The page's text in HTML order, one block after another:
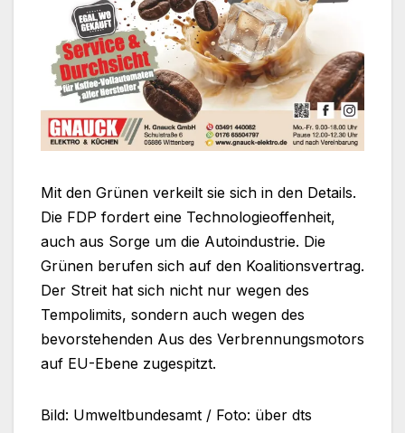
Mit den Grünen verkeilt sie sich in den Details.
Die FDP fordert eine Technologieoffenheit,
auch aus Sorge um die Autoindustrie. Die
Grünen berufen sich auf den Koalitionsvertrag.
Der Streit hat sich nicht nur wegen des
Tempolimits, sondern auch wegen des
bevorstehenden Aus des Verbrennungsmotors
auf EU-Ebene zugespitzt.
Bild: Umweltbundesamt / Foto: über dts